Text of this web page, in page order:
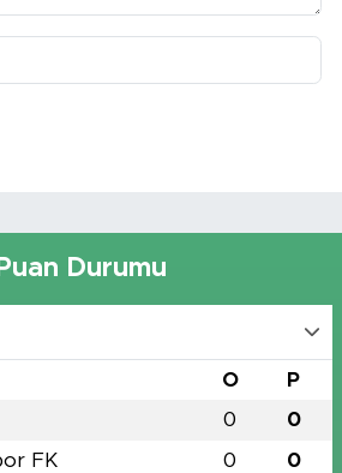
Durumu
O P
0 0
FK 0 0